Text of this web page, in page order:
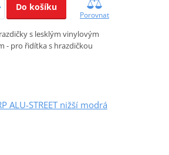
Do košíku
Porovnat
s lesklým vinylovým
- pro řidítka s hrazdičkou
ALU-STREET nižší modrá